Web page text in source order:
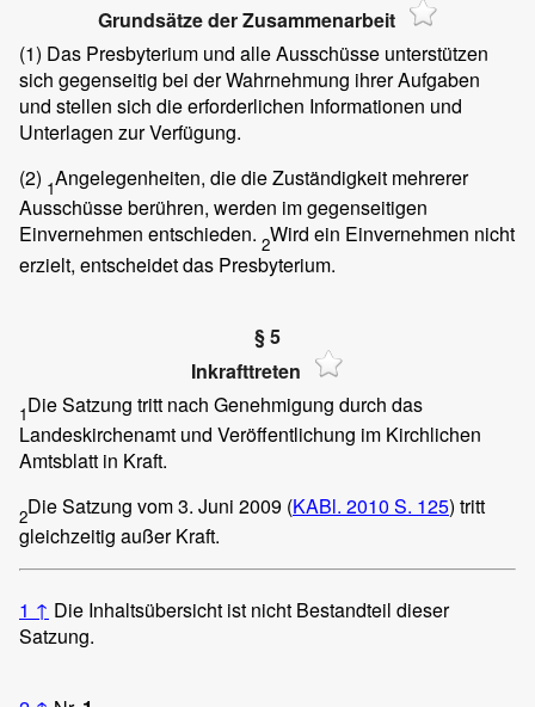
Grundsätze der Zusammenarbeit
(1) Das Presbyterium und alle Ausschüsse unterstützen
sich gegenseitig bei der Wahrnehmung ihrer Aufgaben
und stellen sich die erforderlichen Informationen und
Unterlagen zur Verfügung.
(2) 1Angelegenheiten, die die Zuständigkeit mehrerer
Ausschüsse berühren, werden im gegenseitigen
Einvernehmen entschieden. 2Wird ein Einvernehmen nicht
erzielt, entscheidet das Presbyterium.
§ 5
Inkrafttreten
1Die Satzung tritt nach Genehmigung durch das
Landeskirchenamt und Veröffentlichung im Kirchlichen
Amtsblatt in Kraft.
2Die Satzung vom 3. Juni 2009 (KABl. 2010 S. 125) tritt
gleichzeitig außer Kraft.
1 ↑ Die Inhaltsübersicht ist nicht Bestandteil dieser
Satzung.